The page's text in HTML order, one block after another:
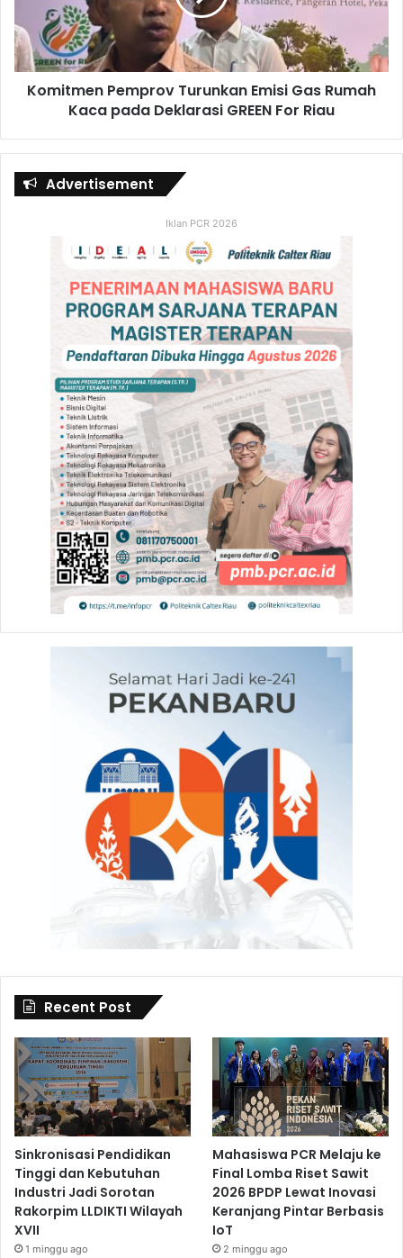
Komitmen Pemprov Turunkan Emisi Gas Rumah
Kaca pada Deklarasi GREEN For Riau
Advertisement
Iklan PCR 2026
Recent Post
Sinkronisasi Pendidikan
Tinggi dan Kebutuhan
Industri Jadi Sorotan
Rakorpim LLDIKTI Wilayah
XVII
1 minggu ago
Mahasiswa PCR Melaju ke
Final Lomba Riset Sawit
2026 BPDP Lewat Inovasi
Keranjang Pintar Berbasis
IoT
2 minggu ago